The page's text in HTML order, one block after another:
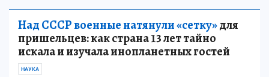
Над СССР военные натянули «сетку»для
пришельцев: как страна 13 лет тайно
искала и изучала инопланетных гостей
НАУКА